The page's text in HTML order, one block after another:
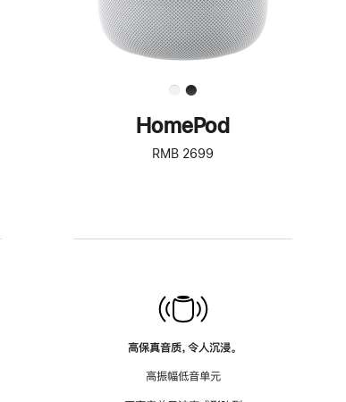
HomePod
RMB 2699
高保真音质，令人沉浸。
高振幅低音单元